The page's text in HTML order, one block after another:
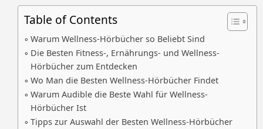
Table of Contents
Warum Wellness-Hörbücher so Beliebt Sind
Die Besten Fitness-, Ernährungs- und Wellness-
Hörbücher zum Entdecken
Wo Man die Besten Wellness-Hörbücher Findet
Warum Audible die Beste Wahl für Wellness-
Hörbücher Ist
Tipps zur Auswahl der Besten Wellness-Hörbücher